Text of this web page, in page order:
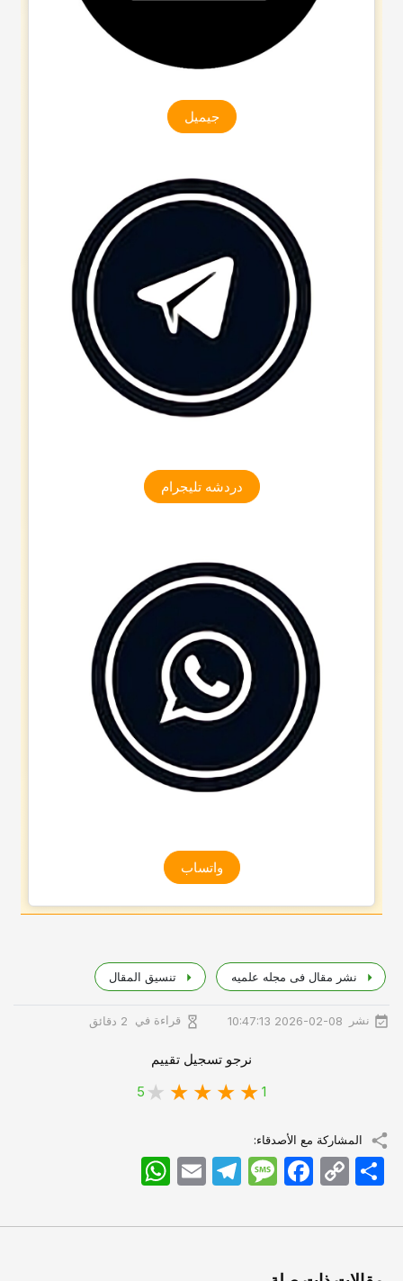
جیمیل
دردشه تلیجرام
واتساب
نشر مقال فی مجله علمیه تنسیق المقال
نشر 2026-02-08 10:47:13 قراءة في 2 دقائق
نرجو تسجيل تقييم
1
5
المشاركة مع الأصدقاء:
WhatsApp Email
TelegramMessageFacebook Copy
Link
اشتراک